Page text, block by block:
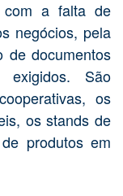
com a falta de
negócios, pela
de documentos
São
os
os stands de
produtos em